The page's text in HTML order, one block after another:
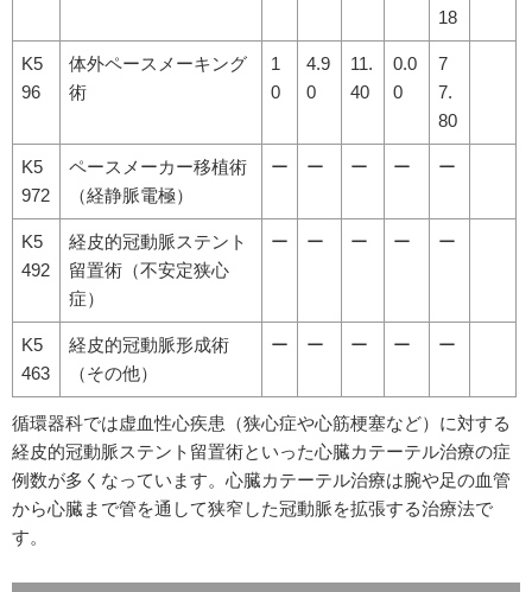
18
K5
96
体外ペースメーキング
術
1
0
4.9
0
11.
40
0.0
0
7
7.
80
K5
972
ペースメーカー移植術
（経静脈電極）
ー ー ー ー ー
K5
492
経皮的冠動脈ステント
留置術（不安定狭心
症）
ー ー ー ー ー
K5
463
経皮的冠動脈形成術
（その他）
ー ー ー ー ー
循環器科では虚血性心疾患（狭心症や心筋梗塞など）に対する
経皮的冠動脈ステント留置術といった心臓カテーテル治療の症
例数が多くなっています。心臓カテーテル治療は腕や足の血管
から心臓まで管を通して狭窄した冠動脈を拡張する治療法で
す。